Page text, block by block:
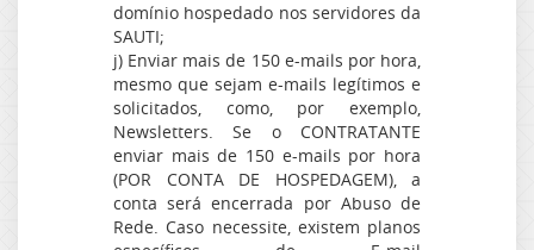
domínio hospedado nos servidores da
SAUTI;
j) Enviar mais de 150 e-mails por hora,
mesmo que sejam e-mails legítimos e
solicitados, como, por exemplo,
Newsletters. Se o CONTRATANTE
enviar mais de 150 e-mails por hora
(POR CONTA DE HOSPEDAGEM), a
conta será encerrada por Abuso de
Rede. Caso necessite, existem planos